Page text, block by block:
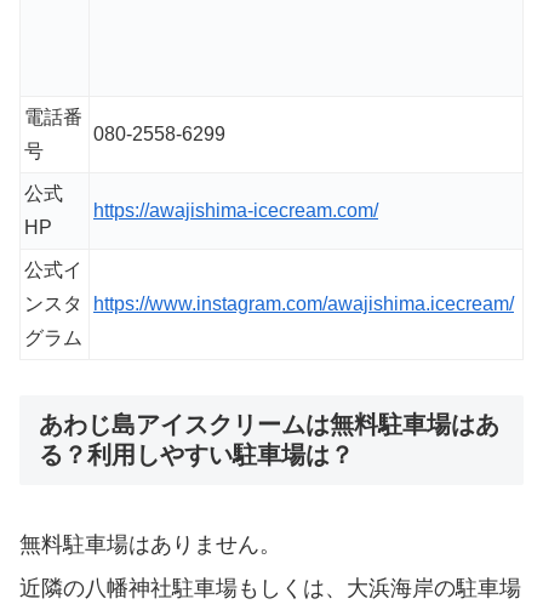
電話番
号
080-2558-6299
公式
HP
https://awajishima-icecream.com/
公式イ
ンスタ
グラム
https://www.instagram.com/awajishima.icecream/
あわじ島アイスクリームは無料駐車場はあ
る？利用しやすい駐車場は？
無料駐車場はありません。
近隣の八幡神社駐車場もしくは、大浜海岸の駐車場